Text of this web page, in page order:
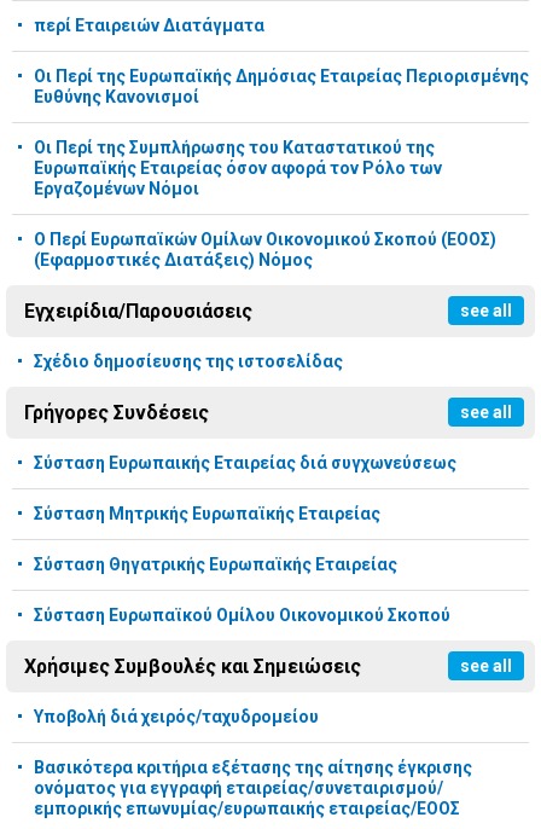
περί Εταιρειών Διατάγματα
Οι Περί της Ευρωπαϊκής Δημόσιας Εταιρείας Περιορισμένης
Ευθύνης Κανονισμοί
Οι Περί της Συμπλήρωσης του Καταστατικού της
Ευρωπαϊκής Εταιρείας όσον αφορά τον Ρόλο των
Εργαζομένων Νόμοι
Ο Περί Ευρωπαϊκών Ομίλων Οικονομικού Σκοπού (ΕΟΟΣ)
(Εφαρμοστικές Διατάξεις) Νόμος
Εγχειρίδια/Παρουσιάσεις see all
Σχέδιο δημοσίευσης της ιστοσελίδας
Γρήγορες Συνδέσεις see all
Σύσταση Ευρωπαικής Εταιρείας διά συγχωνεύσεως
Σύσταση Μητρικής Ευρωπαϊκής Εταιρείας
Σύσταση Θηγατρικής Ευρωπαϊκής Εταιρείας
Σύσταση Ευρωπαϊκού Ομίλου Οικονομικού Σκοπού
Χρήσιμες Συμβουλές και Σημειώσεις see all
Υποβολή διά χειρός/ταχυδρομείου
Βασικότερα κριτήρια εξέτασης της αίτησης έγκρισης
ονόματος για εγγραφή εταιρείας/συνεταιρισμού/
εμπορικής επωνυμίας/ευρωπαικής εταιρείας/ΕΟΟΣ